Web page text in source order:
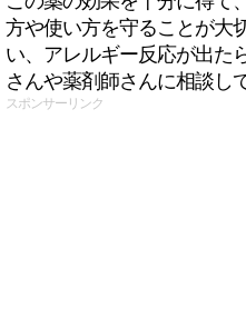
方や使い方を守ることが大
い、アレルギー反応が出た
さんや薬剤師さんに相談し
スポンサーリンク